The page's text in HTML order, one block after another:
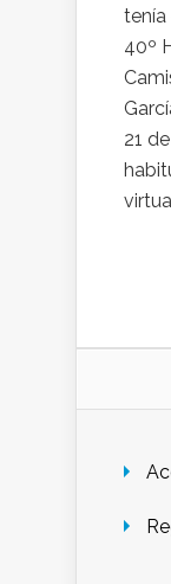
tenía
40º
21